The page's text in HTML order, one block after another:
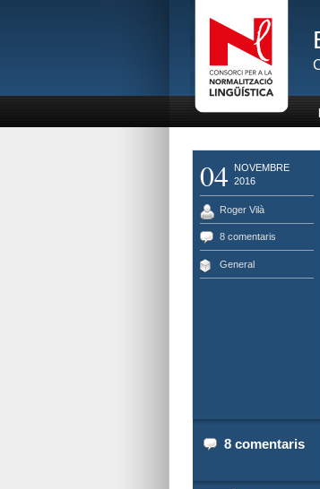
04
NOVEMBRE
2016
Roger Vilà
8 comentaris
General
8 comentaris